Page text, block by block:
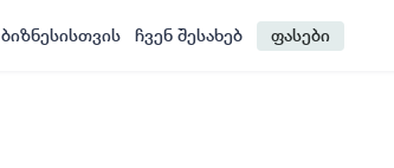
ბიზნესისთვის ჩვენ შესახებ ფასები